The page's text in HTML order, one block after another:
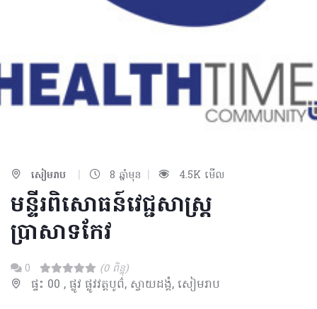
សៀមរាប | 8 ឆ្នាំមុន | 4.5K មើល
មន្ទីរពិសោធន៍វេជ្ជសាស្រ្ត
ប្រាសាទកែវ
0 (0 ពិន្ទុ)
ផ្ទះ 00 , ផ្លូវ ផ្លូវវត្តបូព៌, ស្វាយដង្គំ, សៀមរាប